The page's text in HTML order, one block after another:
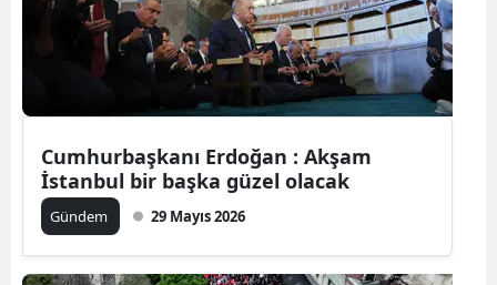
Bolu
Burdur
Bursa
Çorum
Cumhurbaşkanı Erdoğan : Akşam
İstanbul bir başka güzel olacak
Gündem 29 Mayıs 2026